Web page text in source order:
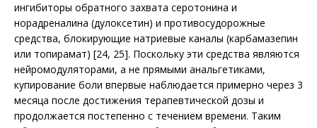
ингибиторы обратного захвата серотонина и
норадреналина (дулоксетин) и противосудорожные
средства, блокирующие натриевые каналы (карбамазепин
или топирамат) [24, 25]. Поскольку эти средства являются
нейромодуляторами, а не прямыми анальгетиками,
купирование боли впервые наблюдается примерно через 3
месяца после достижения терапевтической дозы и
продолжается постепенно с течением времени. Таким